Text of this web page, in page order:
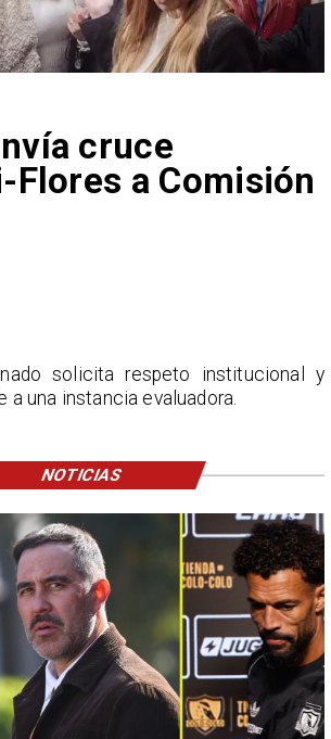
cruce
Flores a Comisión
solicita respeto institucional y
una instancia evaluadora.
NOTICIAS